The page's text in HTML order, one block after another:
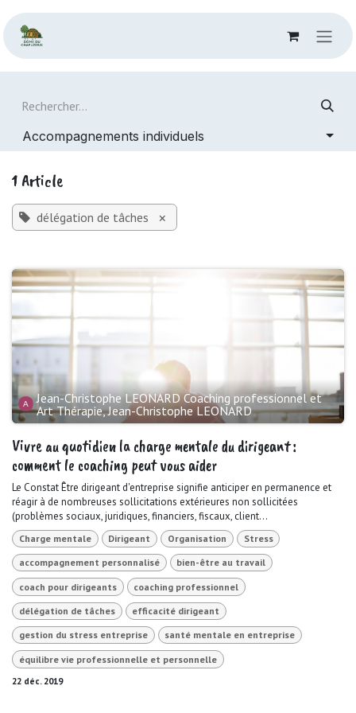
Se rendre au contenu
Accompagnements individuels
1 Article
délégation de tâches ×
Jean-Christophe LEONARD Coaching professionnel et
Art Thérapie, Jean-Christophe LEONARD
Vivre au quotidien la charge mentale du dirigeant :
comment le coaching peut vous aider
Le Constat Être dirigeant d'entreprise signifie anticiper en permanence et
réagir à de nombreuses sollicitations extérieures non sollicitées
(problèmes sociaux, juridiques, financiers, fiscaux, client...
Charge mentale Dirigeant Organisation Stress
accompagnement personnalisé bien-être au travail
coach pour dirigeants coaching professionnel
délégation de tâches efficacité dirigeant
gestion du stress entreprise santé mentale en entreprise
équilibre vie professionnelle et personnelle
22 déc. 2019